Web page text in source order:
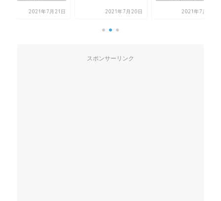
2021年7月21日 2021年7月20日 2021年7月22日
スポンサーリンク